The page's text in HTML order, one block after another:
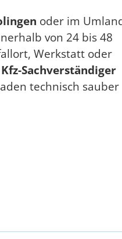
oder im
von 24 bis 48
Werkstatt oder
Kfz-Sachverständiger
technisch sauber